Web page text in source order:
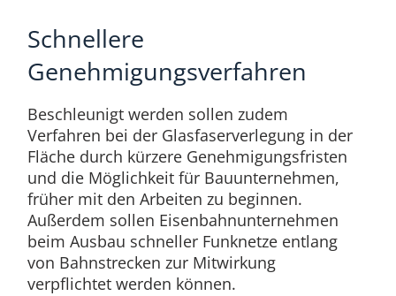
Schnellere
Genehmigungsverfahren
Beschleunigt werden sollen zudem
Verfahren bei der Glasfaserverlegung in der
Fläche durch kürzere Genehmigungsfristen
und die Möglichkeit für Bauunternehmen,
früher mit den Arbeiten zu beginnen.
Außerdem sollen Eisenbahnunternehmen
beim Ausbau schneller Funknetze entlang
von Bahnstrecken zur Mitwirkung
verpflichtet werden können.